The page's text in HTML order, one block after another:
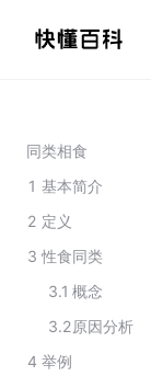
同类相食
1 基本简介
2 定义
3 性食同类
3.1 概念
3.2原因分析
4 举例